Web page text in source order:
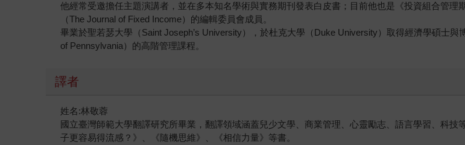
他經常受邀擔任主題演講者，並在多本知名學術與實務期刊發表白皮書；目前他也是《投資組合管理
（The Journal of Fixed Income）的編輯委員會成員。
畢業於聖若瑟大學（Saint Joseph’s University），於杜克大學（Duke University）取得經濟學碩士
of Pennsylvania）的高階管理課程。
譯者
姓名:林敬蓉
國立臺灣師範大學翻譯研究所畢業，翻譯領域涵蓋兒少文學、商業管理、心靈勵志、語言學習、科
子更容易得流感？》、《隨機思維》、《相信力量》等書。